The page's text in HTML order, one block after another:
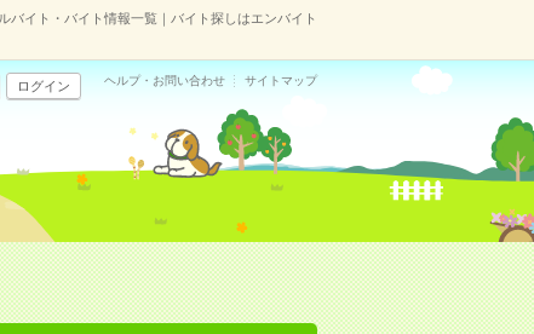
バイト・バイト情報一覧｜バイト探しはエンバイト
ログイン ヘルプ・お問い合わせ サイトマップ